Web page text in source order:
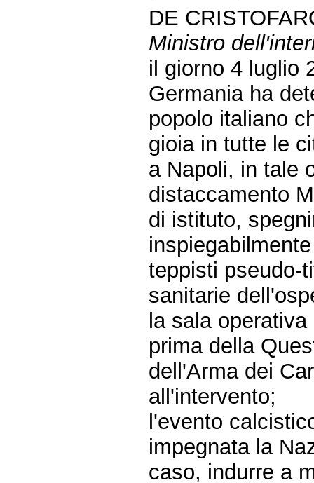
DE
Ministro
il giorno 4 luglio
Germania ha
popolo italiano
gioia in tutte le
a Napoli, in tale
distaccamento
di istituto,
teppisti pseudo-
sanitarie
la sala
prima della
dell'Arma dei
all'intervento;
l'evento
impegnata la
caso, indurre a